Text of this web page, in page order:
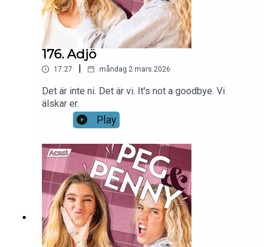
176. Adjö
17:27 | måndag 2 mars 2026
Det är inte ni. Det är vi. It's not a goodbye. Vi
älskar er.
Play